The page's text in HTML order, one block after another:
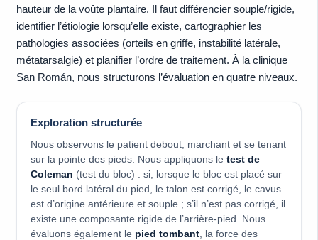
hauteur de la voûte plantaire. Il faut différencier souple/rigide,
identifier l’étiologie lorsqu’elle existe, cartographier les
pathologies associées (orteils en griffe, instabilité latérale,
métatarsalgie) et planifier l’ordre de traitement. À la clinique
San Román, nous structurons l’évaluation en quatre niveaux.
Exploration structurée
Nous observons le patient debout, marchant et se tenant
sur la pointe des pieds. Nous appliquons le test de
Coleman (test du bloc) : si, lorsque le bloc est placé sur
le seul bord latéral du pied, le talon est corrigé, le cavus
est d’origine antérieure et souple ; s’il n’est pas corrigé, il
existe une composante rigide de l’arrière-pied. Nous
évaluons également le pied tombant, la force des